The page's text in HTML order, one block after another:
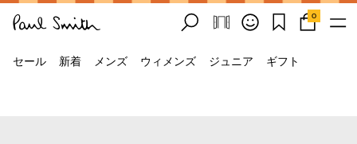
0
セール 新着 メンズ ウィメンズ ジュニア ギフト